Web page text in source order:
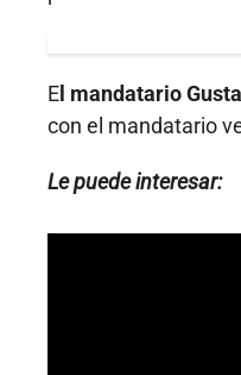
E l mandatario
con el mandatario
Le puede interesar: